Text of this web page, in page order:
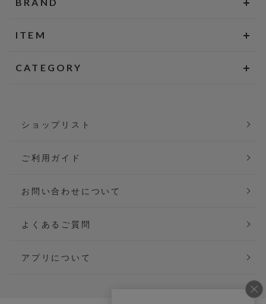
ITEM
CATEGORY
ショップリスト
ご利用ガイド
お問い合わせについて
よくあるご質問
アプリについて